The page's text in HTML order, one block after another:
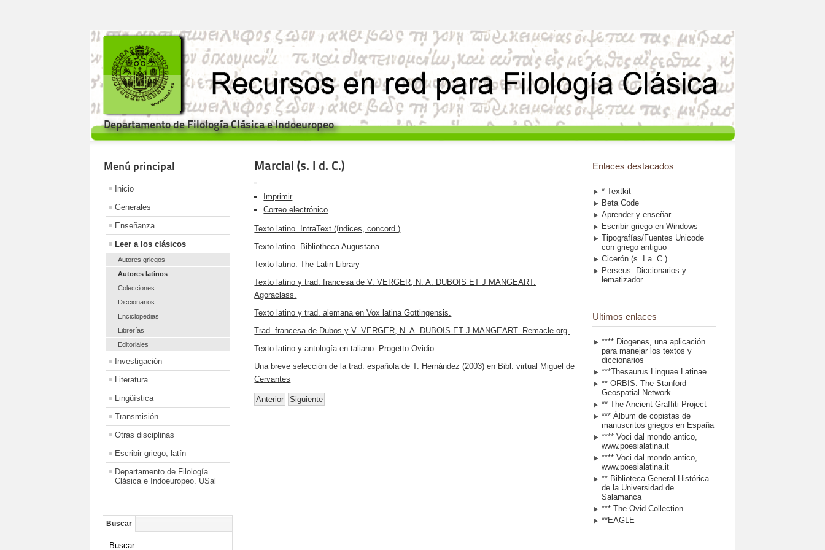
Departamento de Filología Clásica e Indoeuropeo
Menú principal
Inicio
Generales
Enseñanza
Leer a los clásicos
Autores griegos
Autores latinos
Colecciones
Diccionarios
Enciclopedias
Librerías
Editoriales
Investigación
Literatura
Lingüística
Transmisión
Otras disciplinas
Escribir griego, latín
Departamento de Filología
Clásica e Indoeuropeo. USal
Buscar
Buscar...
Marcial (s. I d. C.)
Imprimir
Correo electrónico
Texto latino. IntraText (índices, concord.)
Texto latino. Bibliotheca Augustana
Texto latino. The Latin Library
Texto latino y trad. francesa de V. VERGER, N. A. DUBOIS ET J MANGEART.
Agoraclass.
Texto latino y trad. alemana en Vox latina Gottingensis.
Trad. francesa de Dubos y V. VERGER, N. A. DUBOIS ET J MANGEART. Remacle.org.
Texto latino y antología en taliano. Progetto Ovidio.
Una breve selección de la trad. española de T. Hernández (2003) en Bibl. virtual Miguel de
Cervantes
Anterior Siguiente
Enlaces destacados
* Textkit
Beta Code
Aprender y enseñar
Escribir griego en Windows
Tipografías/Fuentes Unicode
con griego antiguo
Cicerón (s. I a. C.)
Perseus: Diccionarios y
lematizador
Ultimos enlaces
**** Diogenes, una aplicación
para manejar los textos y
diccionarios
***Thesaurus Linguae Latinae
** ORBIS: The Stanford
Geospatial Network
** The Ancient Graffiti Project
*** Álbum de copistas de
manuscritos griegos en España
**** Voci dal mondo antico,
www.poesialatina.it
**** Voci dal mondo antico,
www.poesialatina.it
** Biblioteca General Histórica
de la Universidad de
Salamanca
*** The Ovid Collection
**EAGLE